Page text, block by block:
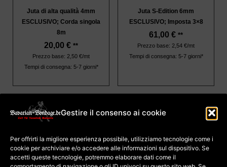
Gestire il consenso ai cookie
Per offrirti la migliore esperienza possibile, utilizziamo tecnologie come i
cookie per archiviare e/o accedere alle informazioni sul dispositivo. Se
accetti queste tecnologie, potremmo elaborare dati come il
Juta di alta qualità 4mm
ESCLUSIVO; Corda singola
8m
20,00 € **
Prezzo base: 2,50 €/mt
Tempi di consegna: 5-7 giorni*
Juta S-Edition 6mm
ESCLUSIVO; Imposta 3×8
61,00 € **
Prezzo base: 2,54 €/mt
Tempi di consegna: 5-7 giorni*
Protezione dei dati
Politica sui cookie (UE)
Pagamento e
spedizione
Diritto di recesso per i